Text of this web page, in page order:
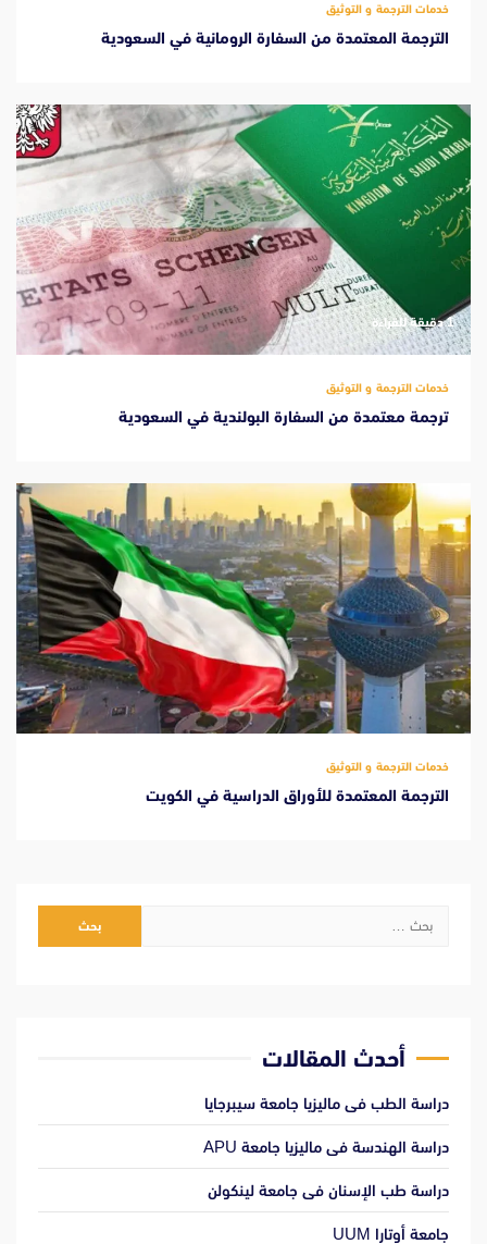
خدمات الترجمة و التوثيق
الترجمة المعتمدة من السفارة الرومانية في السعودية
‫1 دقيقة للقراءة
خدمات الترجمة و التوثيق
ترجمة معتمدة من السفارة البولندية في السعودية
خدمات الترجمة و التوثيق
الترجمة المعتمدة للأوراق الدراسية في الكويت
البحث
أحدث المقالات
دراسة الطب فى ماليزيا جامعة سيبرجايا
دراسة الهندسة فى ماليزيا جامعة APU
دراسة طب الإسنان فى جامعة لينكولن
جامعة أوتارا UUM